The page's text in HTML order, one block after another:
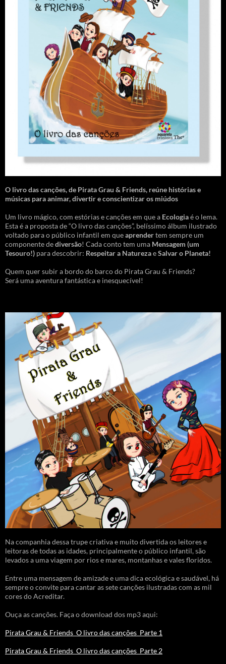
O livro das canções,de Pirata Grau & Friends, reúne histórias e
músicas para animar, divertir e conscientizar os miúdos
Um livro mágico, com estórias e canções em que a Ecologiaé o lema.
Esta é a proposta de “O livro das canções”, belíssimo álbum ilustrado
voltado para o público infantil em queaprendertem sempre um
componente dediversão! Cada conto tem uma Mensagem (um
Tesouro!) para descobrir: Respeitar a NaturezaeSalvar o Planeta!
Quem quer subir a bordo do barco do Pirata Grau & Friends?
Será uma aventura fantástica e inesquecível!
Na companhia dessa trupe criativa e muito divertida os leitores e
leitoras de todas as idades, principalmente o público infantil, são
levados a uma viagem por rios e mares, montanhas e vales floridos.
Entre uma mensagem de amizade e uma dica ecológica e saudável, há
sempre o convite para cantar as sete canções ilustradas com as mil
cores do Acreditar.
Ouça as canções. Faça o download dos mp3 aqui:
Pirata Grau & Friends_O livro das canções_Parte 1
Pirata Grau & Friends_O livro das canções_Parte 2